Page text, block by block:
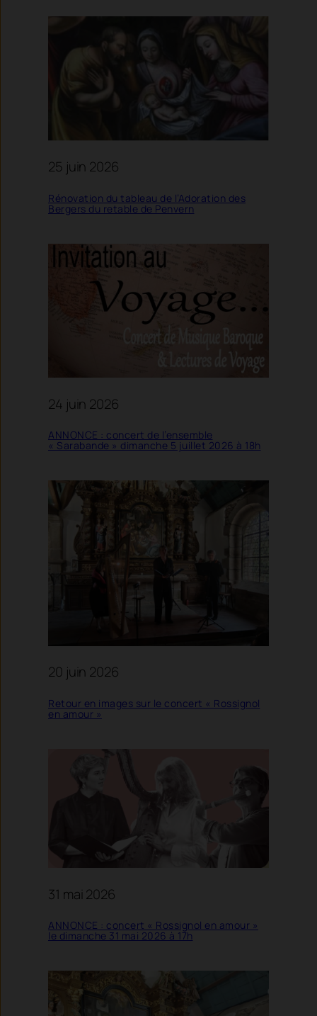
25 juin 2026
Rénovation du tableau de l’Adoration des
Bergers du retable de Penvern
24 juin 2026
ANNONCE : concert de l’ensemble
« Sarabande » dimanche 5 juillet 2026 à 18h
20 juin 2026
Retour en images sur le concert « Rossignol
en amour »
31 mai 2026
ANNONCE : concert « Rossignol en amour »
le dimanche 31 mai 2026 à 17h